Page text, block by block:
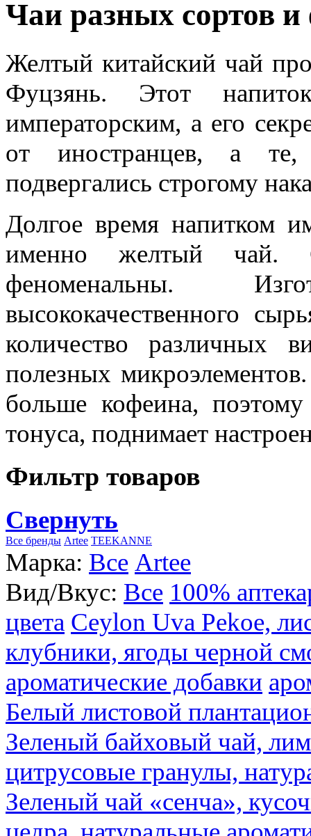
Чаи разных сортов и
Желтый китайский чай
Фуцзянь. Этот
императорским, а его
от иностранцев, а
подвергались строгому
Долгое время напитком
именно желтый чай.
феноменальны.
высококачественного
количество различных
полезных
больше кофеина,
тонуса, поднимает
Фильтр товаров
Свернуть
Все бренды Artee TEEKANNE
Марка: Все Artee
Вид/Вкус: Все 100%
цвета Ceylon Uva Pekoe,
клубники, ягоды черной
ароматические добавки
Белый листовой
Зеленый байховый чай,
цитрусовые гранулы,
Зеленый чай «сенча»,